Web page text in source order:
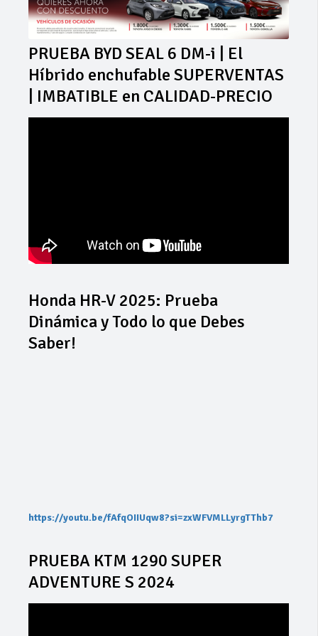
PRUEBA BYD SEAL 6 DM-i | El
Híbrido enchufable SUPERVENTAS
| IMBATIBLE en CALIDAD-PRECIO
Honda HR-V 2025: Prueba
Dinámica y Todo lo que Debes
Saber!
https://youtu.be/fAfqOIIUqw8?si=zxWFVMLLyrgTThb7
PRUEBA KTM 1290 SUPER
ADVENTURE S 2024